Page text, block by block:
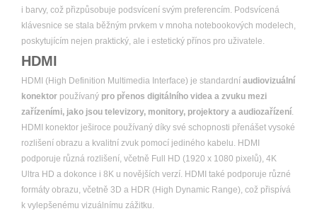
i barvy, což přizpůsobuje podsvícení svým preferencím. Podsvícená
klávesnice se stala běžným prvkem v mnoha notebookových modelech,
poskytujícím nejen praktický, ale i estetický přínos pro uživatele.
HDMI
HDMI (High Definition Multimedia Interface) je standardní audiovizuální
konektor používaný pro přenos digitálního videa a zvuku mezi
zařízeními, jako jsou televizory, monitory, projektory a audiozařízení.
HDMI konektor ješiroce používaný díky své schopnosti přenášet vysoké
rozlišení obrazu a kvalitní zvuk pomocí jediného kabelu. HDMI
podporuje různá rozlišení, včetně Full HD (1920 x 1080 pixelů), 4K
Ultra HD a dokonce i 8K u novějších verzí. HDMI také podporuje různé
formáty obrazu, včetně 3D a HDR (High Dynamic Range), což přispívá
k vylepšenému vizuálnímu zážitku.